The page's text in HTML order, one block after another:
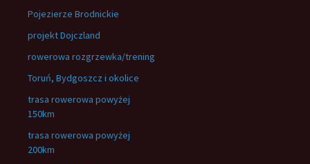
Pojezierze Brodnickie
projekt Dojczland
rowerowa rozgrzewka/trening
Toruń, Bydgoszcz i okolice
trasa rowerowa powyżej
150km
trasa rowerowa powyżej
200km